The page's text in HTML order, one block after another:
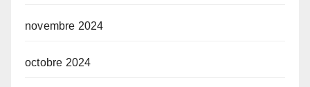
novembre 2024
octobre 2024